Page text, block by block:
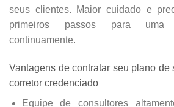
seus clientes. Maior cuidado e
primeiros passos para uma
continuamente.
Vantagens de contratar seu plano de
corretor credenciado
Equipe de consultores